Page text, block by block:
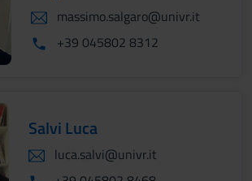
massimo.salgaro@univr.it
+39 045802 8312
Salvi Luca
luca.salvi@univr.it